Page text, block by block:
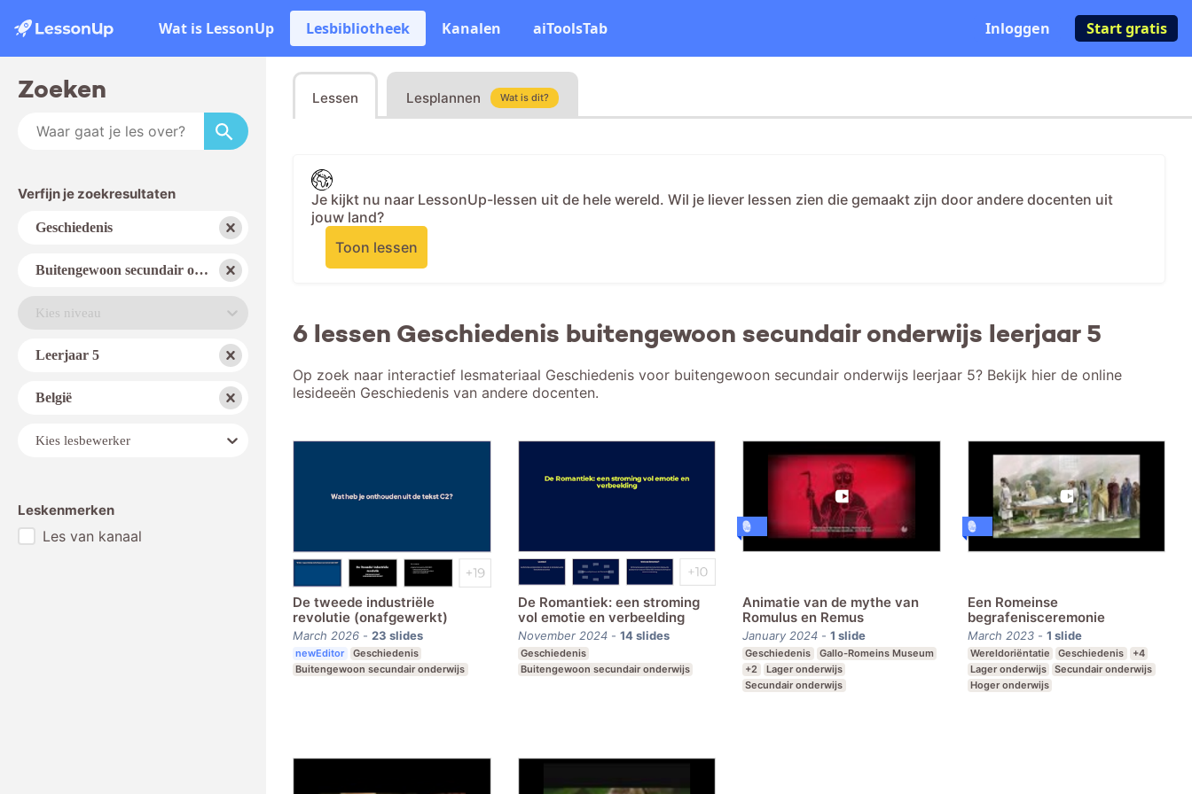
Wat is LessonUp Lesbibliotheek Kanalen aiToolsTab Inloggen Start gratis
Zoeken
Verfijn je zoekresultaten
VakGeschiedenis
Schooltype Buitengewoon secundair onderwijs
Niveau
Kies niveau
JaarLeerjaar 5
LandBelgië
Lesbewerker
Kies lesbewerker
Leskenmerken
Les van kanaal
Lessen Lesplannen Wat is dit?
Je kijkt nu naar LessonUp-lessen uit de hele wereld. Wil je liever lessen zien die gemaakt zijn door andere docenten uit
jouw land?
Toon lessen
6 lessen Geschiedenis buitengewoon secundair onderwijs leerjaar 5
Op zoek naar interactief lesmateriaal Geschiedenis voor buitengewoon secundair onderwijs leerjaar 5? Bekijk hier de online
lesideeën Geschiedenis van andere docenten.
De tweede industriële
revolutie (onafgewerkt)
March 2026 - 23 slides
newEditor
Geschiedenis
Buitengewoon secundair onderwijs
De Romantiek: een stroming
vol emotie en verbeelding
November 2024- 14 slides
Geschiedenis
Buitengewoon secundair onderwijs
Animatie van de mythe van
Romulus en Remus
January 2024 - 1 slide
Geschiedenis
Gallo-Romeins Museum
+2
Lager onderwijs
Secundair onderwijs
Een Romeinse
begrafenisceremonie
March 2023- 1 slide
Wereldoriëntatie Geschiedenis
+4
Lager onderwijs
Secundair onderwijs
Hoger onderwijs